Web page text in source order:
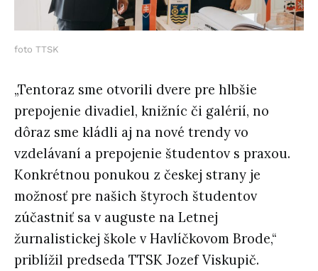
foto TTSK
„Tentoraz sme otvorili dvere pre hlbšie
prepojenie divadiel, knižníc či galérií, no
dôraz sme kládli aj na nové trendy vo
vzdelávaní a prepojenie študentov s praxou.
Konkrétnou ponukou z českej strany je
možnosť pre našich štyroch študentov
zúčastniť sa v auguste na Letnej
žurnalistickej škole v Havlíčkovom Brode,“
priblížil predseda TTSK Jozef Viskupič.